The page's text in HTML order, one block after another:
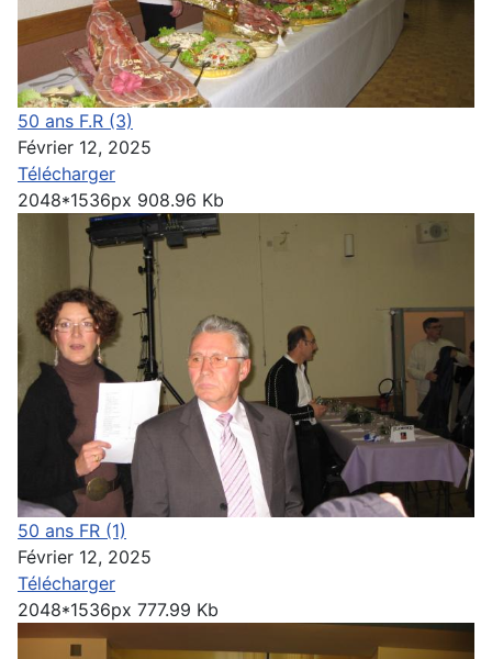
50 ans F.R (3)
Février 12, 2025
Télécharger
2048*1536px 908.96 Kb
50 ans FR (1)
Février 12, 2025
Télécharger
2048*1536px 777.99 Kb